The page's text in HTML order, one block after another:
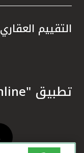
التقييم العقاري
تطبيق "KFHOnline" للهواتف الذكية